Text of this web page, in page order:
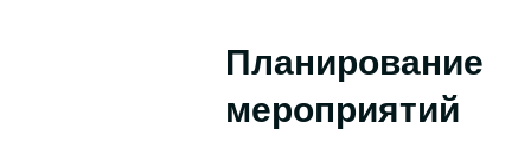
Планирование
мероприятий